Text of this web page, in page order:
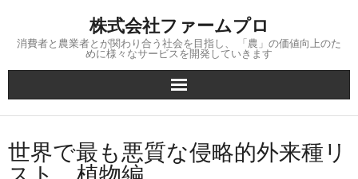
content
株式会社ファームプロ
消費者と農業者とが関わり合う社会を目指し、 「農」の価値向上のた
めに様々なサービスを開発していきます
世界で最も悪質な侵略的外来種リ